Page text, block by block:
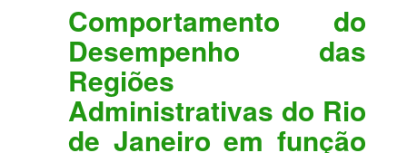
Comportamento do
Desempenho das
Regiões
Administrativas do Rio
de Janeiro em função